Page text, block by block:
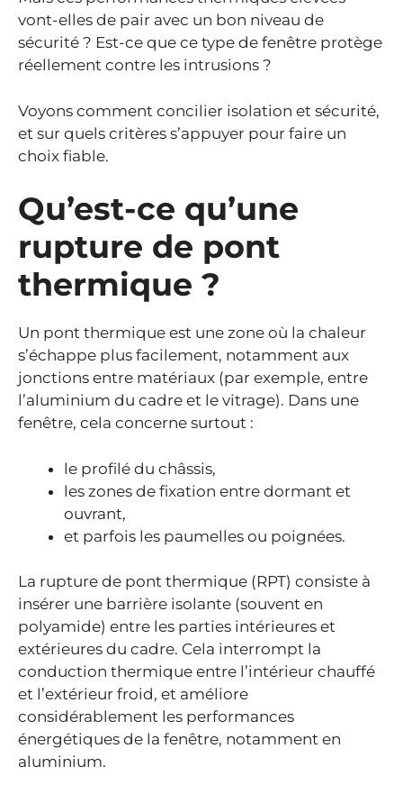
vont-elles de pair avec un bon niveau de
sécurité ? Est-ce que ce type de fenêtre protège
réellement contre les intrusions ?
Voyons comment concilier isolation et sécurité,
et sur quels critères s’appuyer pour faire un
choix fiable.
Qu’est-ce qu’une
rupture de pont
thermique ?
Un pont thermique est une zone où la chaleur
s’échappe plus facilement, notamment aux
jonctions entre matériaux (par exemple, entre
l’aluminium du cadre et le vitrage). Dans une
fenêtre, cela concerne surtout :
le profilé du châssis,
les zones de fixation entre dormant et
ouvrant,
et parfois les paumelles ou poignées.
La rupture de pont thermique (RPT) consiste à
insérer une barrière isolante (souvent en
polyamide) entre les parties intérieures et
extérieures du cadre. Cela interrompt la
conduction thermique entre l’intérieur chauffé
et l’extérieur froid, et améliore
considérablement les performances
énergétiques de la fenêtre, notamment en
aluminium.